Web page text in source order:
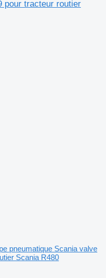
pour tracteur routier
pneumatique Scania valve
Scania R480